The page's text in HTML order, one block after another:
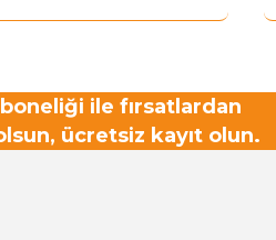
ile fırsatlardan
ücretsiz kayıt olun.